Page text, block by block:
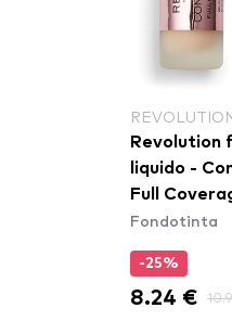
Revolution
liquido -
Full
F6
Fondotinta
-25%
8.24 €